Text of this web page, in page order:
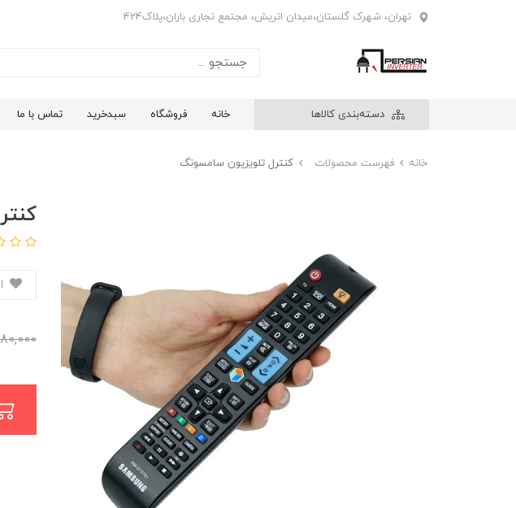
تهران، شهرک گلستان،میدان اتریش، مجتمع تجاری باران،پلاک424
دسته‌بندی کالاها خانه فروشگاه سبدخرید تماس با ما
خانه فهرست محصولات کنترل تلویزیون سامسونگ